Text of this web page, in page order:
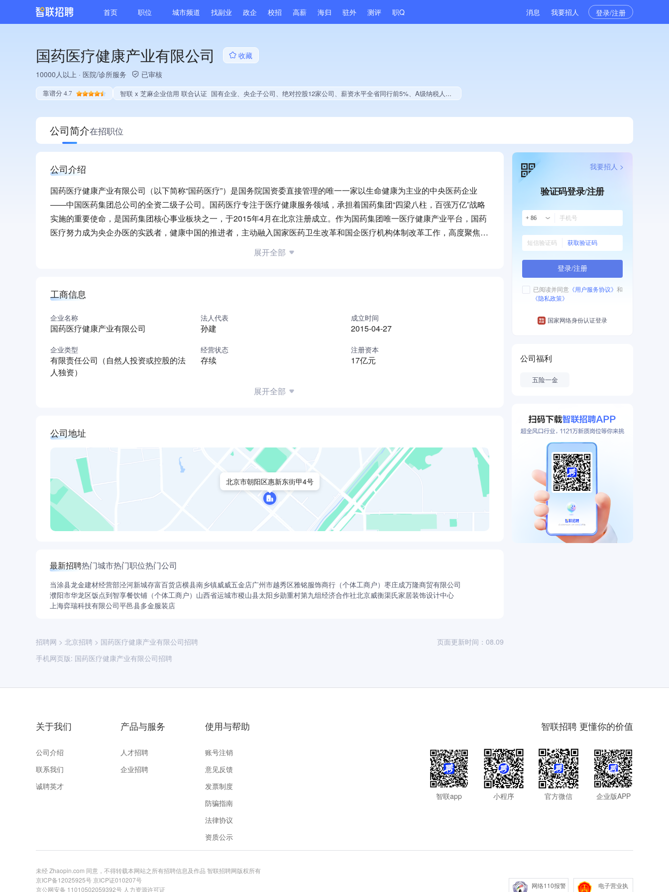
首页 职位 城市频道 找副业 政企 校招 高薪 海归 驻外 测评 职Q 消息 我要招人 登录/注册
国药医疗健康产业有限公司
收藏
10000人以上 · 医院/诊所服务 已审核
靠谱分 4.7 智联 x 芝麻企业信用 联合认证 国有企业、央企子公司、绝对控股12家公司、薪资水平全省同行前5%、A级纳税人、多产业布局、拥有自主品牌、经营年限全国同行前15%、集团成员、大学生就业贡献、2025年公开项目中标、拥有著作权、软件研发量位于同行前30%、2025年度软件研发量增长
公司简介在招职位
公司介绍
国药医疗健康产业有限公司（以下简称“国药医疗”）是国务院国资委直接管理的唯一一家以生命健康为主业的中央医药企业
——中国医药集团总公司的全资二级子公司。国药医疗专注于医疗健康服务领域，承担着国药集团“四梁八柱，百强万亿”战略
实施的重要使命，是国药集团核心事业板块之一，于2015年4月在北京注册成立。作为国药集团唯一医疗健康产业平台，国药
医疗努力成为央企办医的实践者，健康中国的推进者，主动融入国家医药卫生改革和国企医疗机构体制改革工作，高度聚焦政
府办医疗机构和国企办医院改革改制推进工作。围绕公益性医疗事业+经营性健康产业，先后完成了对新乡市政府，东风汽车
集团、中车集团、哈电集团、中国能建集团、中国铝业、兵器装备集团、中电国际，水利部长江委、中船重工、兵器工业集
集团已初具规模，医疗机构已覆盖河南、湖北、重庆、黑龙江、辽宁、内蒙古、安徽、江苏等十二个省区市。医疗网络覆盖12
个省区市，数量已达141家，其中三级医院8家，三甲医院4，二级医院30家，拥有2万余名员工，年门急诊700余万人次，年
出院量42万人次，床位数2万余张，年业务总收入逾80亿元。在医疗机构投资、医院运营管理、第三方医学诊断平台、医疗后
勤保障服务、健康产业发展等方面积累了丰富经验。2020年，面对突如其来的新冠疫情，国药集团全员动员、全线出击、全
域作战，全力以赴，国药医疗所属二级以上医疗机构，13000余名医护人员，闻令而动，尽锐出战，涌现出全国抗疫先进集体
和个人4项，省部级先进80余项。凭借国家队、主力军的抗疫表现，践行了“关爱生命，呵护健康”的国药理念，彰显了央企的
责任与担当。总部投融资中心、产业发展中心、战略管控中心得到不断强化，形成了独特的“四激”核心竞争力。激活反哺医疗
机构，8年来 累计投入反哺医院发展资金14.25亿元；激变创新产业模式，培育三种产业能力（医院管理能力、健康服务能
团”，实现跨区域优质医疗资源整合共享，创建完成省级重点学科24个，市级重点学科46个；激励提升员工获得感，绩效总额
与经营业绩同步提升，每年以20%以上的速度增长，让员工与企业一同分享改革发展成果。通过外延式发展和内涵式增长，国
有资产保值增值，提质增效工作目标得到有效落实。面对风起云涌的医疗大健康产业，国药医疗将以高质量、可持续发展，向
着“健康中国战略支柱型企业”不断迈进。
展开全部
工商信息
企业名称
国药医疗健康产业有限公司
法人代表
孙建
成立时间
2015-04-27
企业类型
有限责任公司（自然人投资或控股的法
人独资）
经营状态
存续
注册资本
17亿元
展开全部
公司地址
北京市朝阳区惠新东街甲4号
最新招聘热门城市热门职位热门公司
当涂县龙金建材经营部泾河新城存富百货店横县南乡镇威威五金店广州市越秀区雅铭服饰商行（个体工商户） 枣庄成万隆商贸有限公司
濮阳市华龙区饭点到智享餐饮铺（个体工商户） 山西省运城市稷山县太阳乡勋重村第九组经济合作社北京威衡渠氏家居装饰设计中心
上海弈瑞科技有限公司平邑县多金服装店
招聘网 > 北京招聘 > 国药医疗健康产业有限公司招聘
手机网页版: 国药医疗健康产业有限公司招聘
页面更新时间：08.09
验证码登录/注册
+ 86
获取验证码
登录/注册
已阅读并同意 《用户服务协议》 和
《隐私政策》
国家网络身份认证登录
我要招人 >
公司福利
五险一金
关于我们
公司介绍
联系我们
诚聘英才
产品与服务
人才招聘
企业招聘
使用与帮助
账号注销
意见反馈
发票制度
防骗指南
法律协议
资质公示
智联招聘 更懂你的价值
智联app 小程序 官方微信 企业版APP
未经 Zhaopin.com 同意，不得转载本网站之所有招聘信息及作品 智联招聘网版权所有
京ICP备12025925号京ICP证010207号
京公网安备 11010502059392号 人力资源许可证
网络110报警
电子营业执